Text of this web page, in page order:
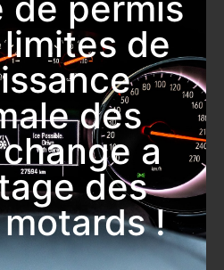
de
des
a
des
!